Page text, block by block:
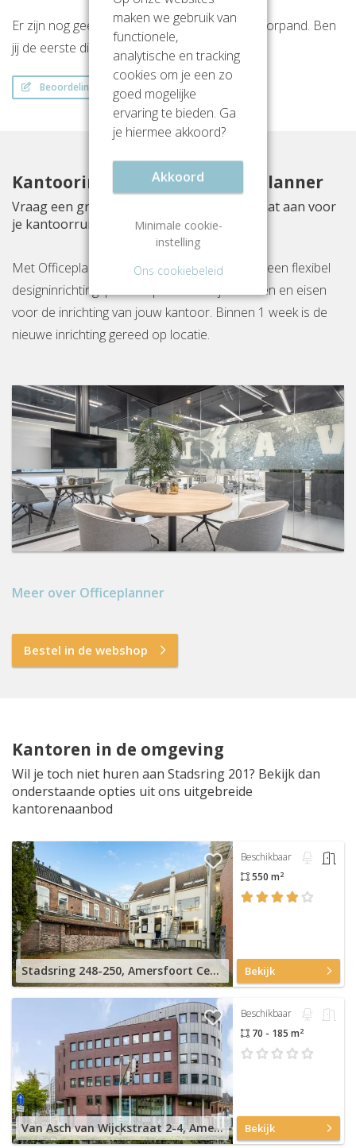
Er zijn nog geen beoordelingen over dit kantoorpand. Ben
jij de eerste die een beoordeling achterlaat?
Beoordeling schrijven
Kantoorinrichting met Officeplanner
Vraag een gratis inrichtingsvoorstel op maat aan voor
je kantoorruimte aan Stadsring 201
Met Officeplanner huur, huurkoop of koop je een flexibel
designinrichtingspakket op basis van je wensen en eisen
voor de inrichting van jouw kantoor. Binnen 1 week is de
nieuwe inrichting gereed op locatie.
Meer over Officeplanner
Bestel in de webshop
Kantoren in de omgeving
Wil je toch niet huren aan Stadsring 201? Bekijk dan
onderstaande opties uit ons uitgebreide
kantorenaanbod
Stadsring 248-250, Amersfoort Centrum
Beschikbaar
550 m2
Bekijk
Van Asch van Wijckstraat 2-4, Amersfoort Centrum
Beschikbaar
70 - 185 m2
Bekijk
maken we gebruik van
functionele,
analytische en tracking
cookies om je een zo
goed mogelijke
ervaring te bieden. Ga
je hiermee akkoord?
Akkoord
Minimale cookie-
instelling
Ons cookiebeleid